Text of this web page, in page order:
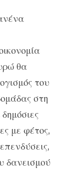
θα
του
στη
με φέτος,
δανεισμού